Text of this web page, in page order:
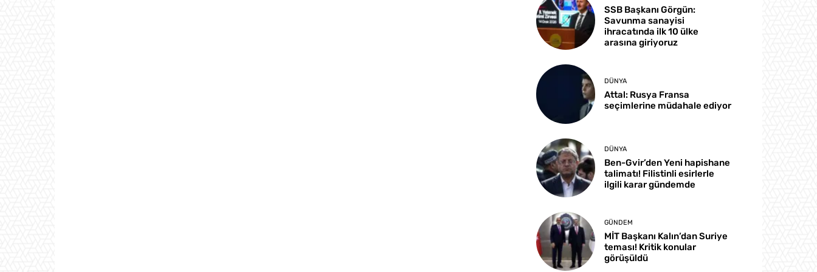
SSB Başkanı Görgün:
Savunma sanayisi
ihracatında ilk 10 ülke
arasına giriyoruz
DÜNYA
Attal: Rusya Fransa
seçimlerine müdahale ediyor
DÜNYA
Ben-Gvir’den Yeni hapishane
talimatı! Filistinli esirlerle
ilgili karar gündemde
GÜNDEM
MİT Başkanı Kalın’dan Suriye
teması! Kritik konular
görüşüldü